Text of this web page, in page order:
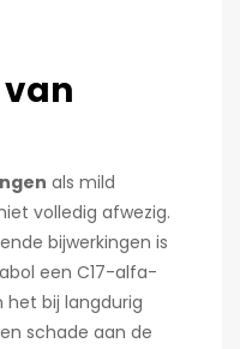
als mild
volledig afwezig.
bijwerkingen is
een C17-alfa-
het bij langdurig
schade aan de